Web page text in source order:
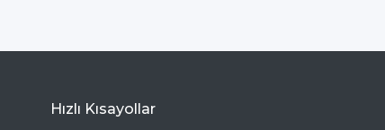
Hızlı Kısayollar